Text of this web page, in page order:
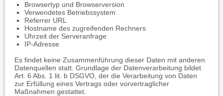
Browsertyp und Browserversion
Verwendetes Betriebssystem
Referrer URL
Hostname des zugreifenden Rechners
Uhrzeit der Serveranfrage
IP-Adresse
Es findet keine Zusammenführung dieser Daten mit anderen
Datenquellen statt. Grundlage der Datenverarbeitung bildet
Art. 6 Abs. 1 lit. b DSGVO, der die Verarbeitung von Daten
zur Erfüllung eines Vertrags oder vorvertraglicher
Maßnahmen gestattet.